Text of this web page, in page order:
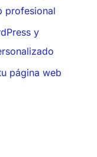
profesional
y
página web